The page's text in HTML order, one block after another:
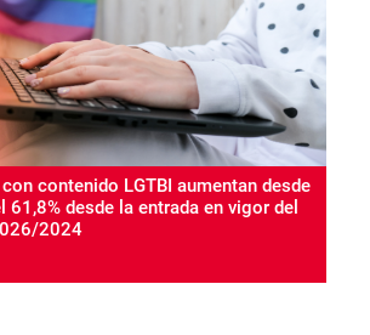
contenido LGTBI aumentan desde
61,8% desde la entrada en vigor del
2024